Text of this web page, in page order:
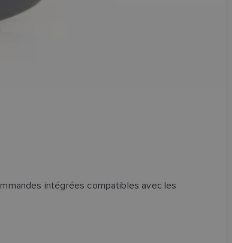
intégrées compatibles avec les